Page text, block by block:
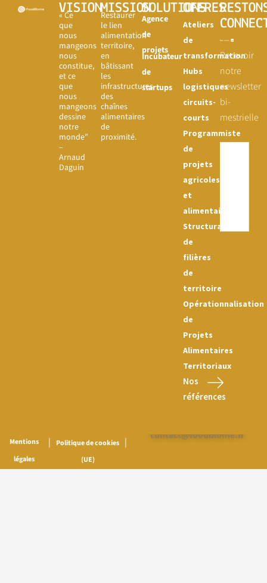
VISION
« Ce
que
nous
mangeons
nous
constitue,
et ce
que
nous
mangeons
dessine
notre
monde”
–
Arnaud
Daguin
MISSION
Restaurer
le lien
alimentation-
territoire,
en
bâtissant
les
infrastructures
des
chaînes
alimentaires
de
proximité.
SOLUTIONS
Agence
de
projets
Incubateur
de
startups
OFFRES
Ateliers
de
transformation
Hubs
logistiques
circuits-
courts
Programmiste
de
projets
agricoles
et
alimentaires
Structuration
de
filières
de
territoire
Opérationnalisation
de
Projets
Alimentaires
Territoriaux
Nos
références
Recevoir
notre
newsletter
bi-
mestrielle
Mentions
légales
|
Politique de cookies
(UE)
|
contact@foodbiome.fr